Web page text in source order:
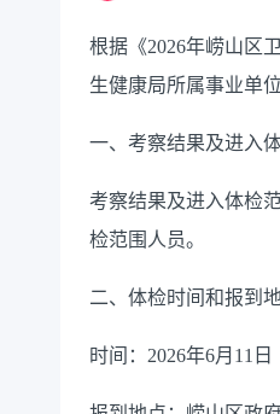
根据《2026年崂山区
生健康局所属事业单
一、考察结果及进入
考察结果及进入体检
检范围人员。
二、体检时间和报到
时间：2026年6月11日